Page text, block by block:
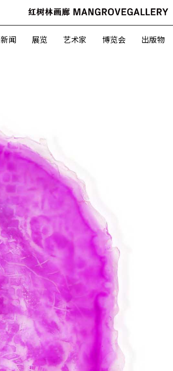
新闻 展览 艺术家 博览会 出版物
新闻